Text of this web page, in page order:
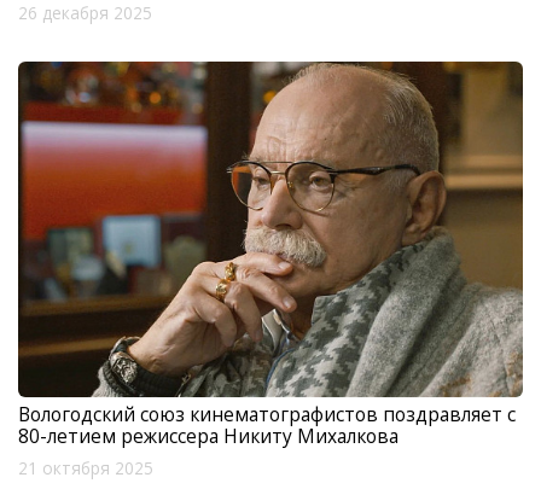
26 декабря 2025
Вологодский союз кинематографистов поздравляет с
80-летием режиссера Никиту Михалкова
21 октября 2025